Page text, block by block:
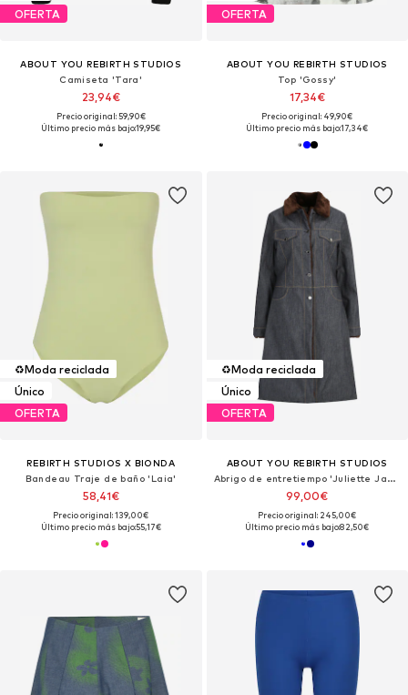
OFERTA
ABOUT YOU REBIRTH STUDIOS
Camiseta 'Tara'
23,94€
Precio original: 59,90€
Último precio más bajo:19,95€
OFERTA
ABOUT YOU REBIRTH STUDIOS
Top 'Gossy'
17,34€
Precio original: 49,90€
Último precio más bajo:17,34€
♻️Moda reciclada
Único
OFERTA
REBIRTH STUDIOS X BIONDA
Bandeau Traje de baño 'Laia'
58,41€
Precio original: 139,00€
Último precio más bajo:55,17€
♻️Moda reciclada
Único
OFERTA
ABOUT YOU REBIRTH STUDIOS
Abrigo de entretiempo 'Juliette Jacket'
99,00€
Precio original: 245,00€
Último precio más bajo:82,50€